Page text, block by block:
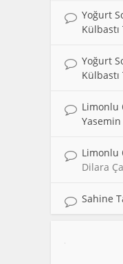
Yoğurt
Yoğurt
Limonlu
Yasemin
Limonlu
Dilara
Sahine